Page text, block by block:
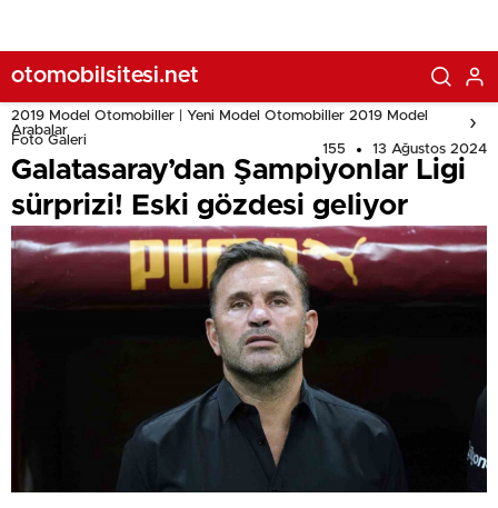
otomobilsitesi.net
2019 Model Otomobiller | Yeni Model Otomobiller 2019 Model
Arabalar
Foto Galeri
155 13 Ağustos 2024
Galatasaray’dan Şampiyonlar Ligi
sürprizi! Eski gözdesi geliyor